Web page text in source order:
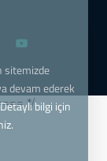
*/
sitemizde
devam ederek
bilgi için